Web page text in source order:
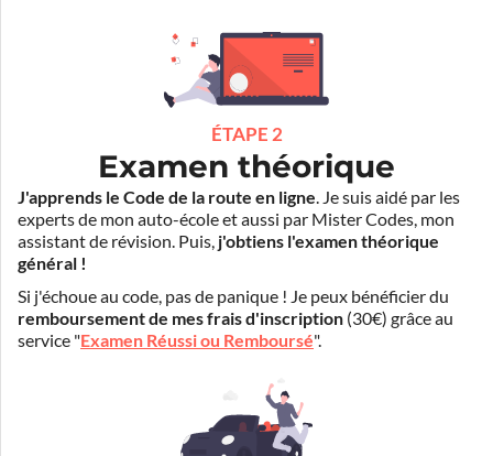
ÉTAPE 2
Examen théorique
J'apprends le Code de la route en ligne. Je suis aidé par les
experts de mon auto-école et aussi par Mister Codes, mon
assistant de révision. Puis, j'obtiens l'examen théorique
général !
Si j'échoue au code, pas de panique ! Je peux bénéficier du
remboursement de mes frais d'inscription (30€) grâce au
service "Examen Réussi ou Remboursé".